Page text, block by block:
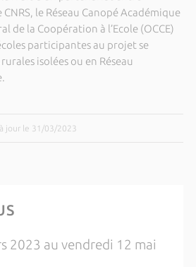
CNRS, le Réseau Canopé Académique
de la Coopération à l’Ecole (OCCE)
participantes au projet se
isolées ou en Réseau
jour le 31/03/2023
2023 au vendredi 12 mai